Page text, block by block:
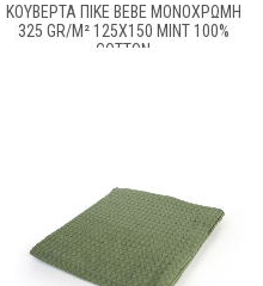
ΚΟΥΒΈΡΤΑ ΠΙΚΈ BEBE ΜΟΝΌΧΡΩΜΗ
325 GR/M² 125X150 MINT 100%
COTTON